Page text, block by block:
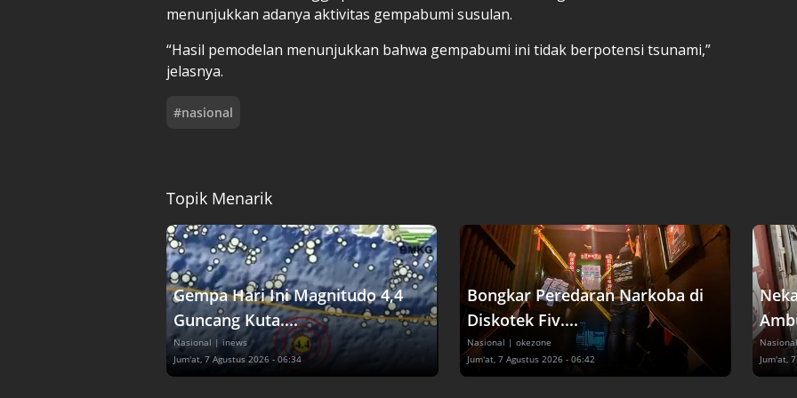
menunjukkan adanya aktivitas gempabumi susulan.
“Hasil pemodelan menunjukkan bahwa gempabumi ini tidak berpotensi tsunami,”
jelasnya.
#nasional
Topik Menarik
Gempa Hari Ini Magnitudo 4,4
Guncang Kuta....
Nasional | inews
Jum'at, 7 Agustus 2026 - 06:34
Bongkar Peredaran Narkoba di
Diskotek Fiv....
Nasional | okezone
Jum'at, 7 Agustus 2026 - 06:42
Nasional
Jum'at,